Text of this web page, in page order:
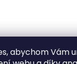
abychom Vám
Sledovat na